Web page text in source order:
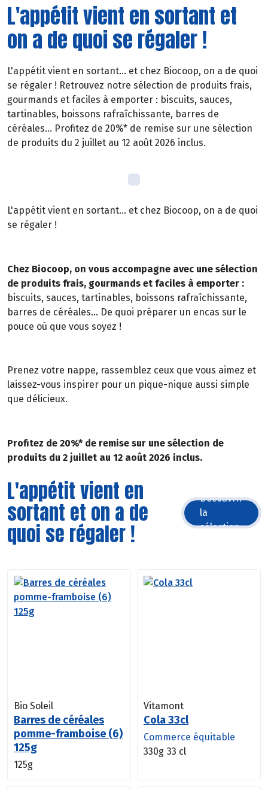
L'appétit vient en sortant et
on a de quoi se régaler !
L'appétit vient en sortant... et chez Biocoop, on a de quoi
se régaler ! Retrouvez notre sélection de produits frais,
gourmands et faciles à emporter : biscuits, sauces,
tartinables, boissons rafraîchissante, barres de
céréales... Profitez de 20%* de remise sur une sélection
de produits du 2 juillet au 12 août 2026 inclus.
L'appétit vient en sortant... et chez Biocoop, on a de quoi
se régaler !
Chez Biocoop, on vous accompagne avec une sélection
de produits frais, gourmands et faciles à emporter :
biscuits, sauces, tartinables, boissons rafraîchissante,
barres de céréales... De quoi préparer un encas sur le
pouce où que vous soyez !
Prenez votre nappe, rassemblez ceux que vous aimez et
laissez-vous inspirer pour un pique-nique aussi simple
que délicieux.
Profitez de 20%* de remise sur une sélection de
produits du 2 juillet au 12 août 2026 inclus.
L'appétit vient en
sortant et on a de
quoi se régaler !
Découvrir
la
sélection
Bio Soleil
Barres de céréales
pomme-framboise (6)
125g
125g
Vitamont
Cola 33cl
Commerce équitable
330g 33 cl